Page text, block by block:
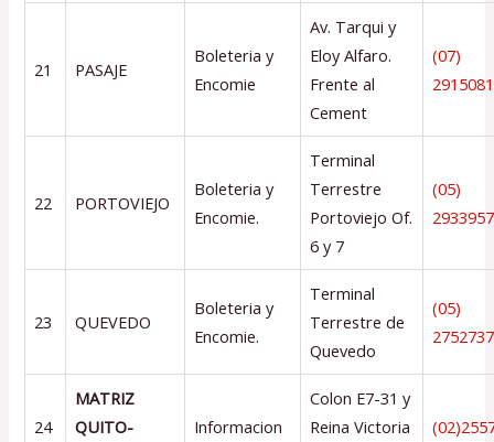
21 PASAJE
Boleteria y
Encomie
Av. Tarqui y
Eloy Alfaro.
Frente al
Cement
(07)
2915081
22 PORTOVIEJO
Boleteria y
Encomie.
Terminal
Terrestre
Portoviejo Of.
6 y 7
(05)
2933957
23 QUEVEDO
Boleteria y
Encomie.
Terminal
Terrestre de
Quevedo
(05)
2752737
24
MATRIZ
QUITO-
Informacion
Colon E7-31 y
Reina Victoria